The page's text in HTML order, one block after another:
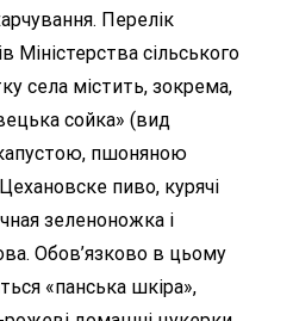
Перелік
Міністерства сільського
села містить, зокрема,
сойка» (вид
пшоняною
пиво, курячі
зеленоножка і
Обов’язково в цьому
«панська шкіра»,